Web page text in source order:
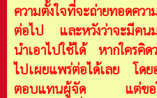
ความตั้งใจที่จะถ่ายทอดคว
ต่อไป และหวังว่าจะมีคนม
นำเอาไปใช้ได้ หากใครคิ
ไปเผยแพร่ต่อได้เลย โดย
ตอบแทนผู้จัด แต่ขอให้